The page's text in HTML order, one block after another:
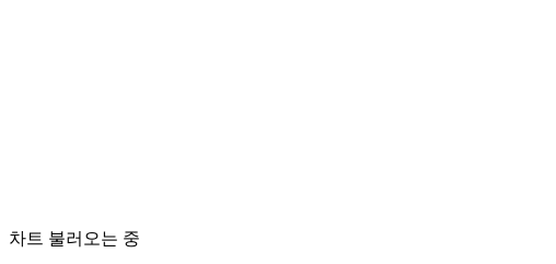
차트 불러오는 중